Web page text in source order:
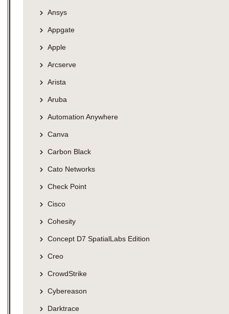
Ansys
Appgate
Apple
Arcserve
Arista
Aruba
Automation Anywhere
Canva
Carbon Black
Cato Networks
Check Point
Cisco
Cohesity
Concept D7 SpatialLabs Edition
Creo
CrowdStrike
Cybereason
Darktrace